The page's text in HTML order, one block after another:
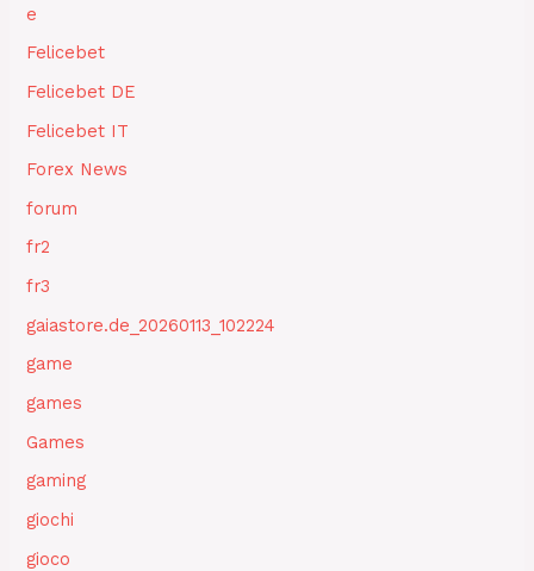
e
Felicebet
Felicebet DE
Felicebet IT
Forex News
forum
fr2
fr3
gaiastore.de_20260113_102224
game
games
Games
gaming
giochi
gioco